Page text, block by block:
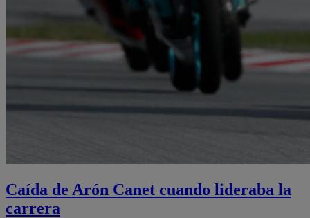
Caída de Arón Canet cuando lideraba la
carrera